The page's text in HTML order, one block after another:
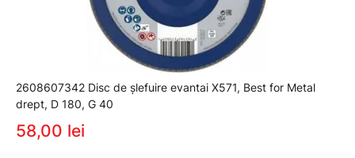
2608607342 Disc de şlefuire evantai X571, Best for Metal
drept, D 180, G 40
58,00 lei